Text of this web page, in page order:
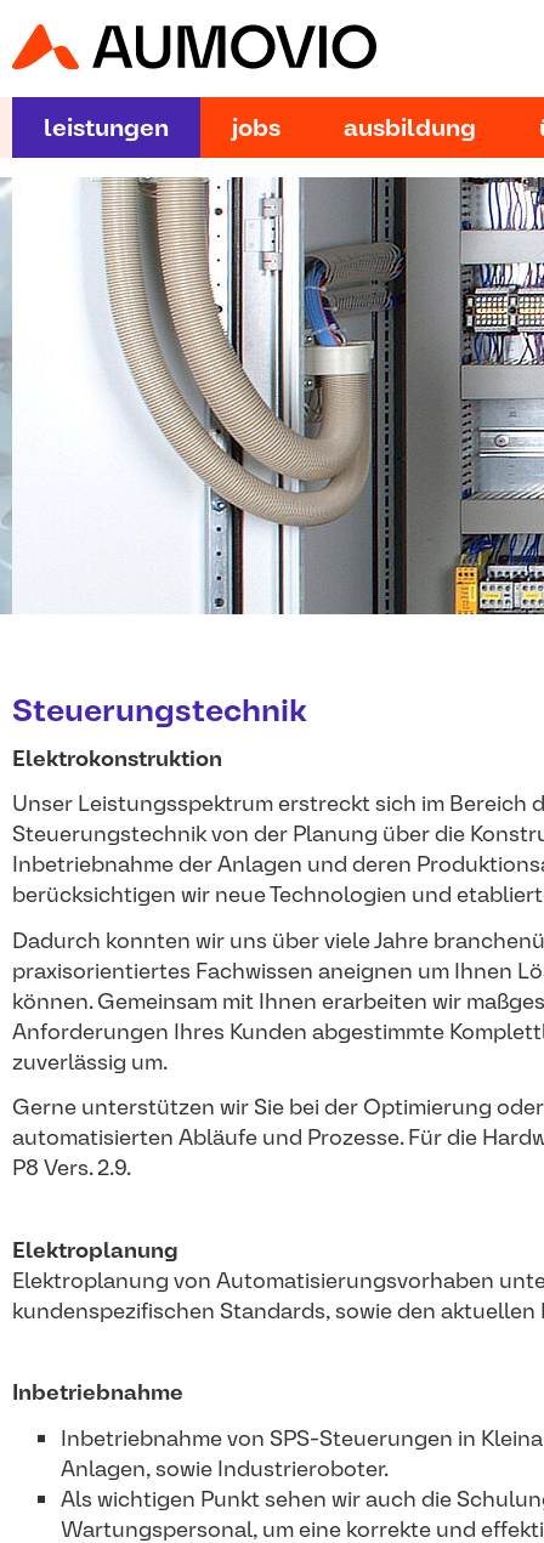
leistungen jobs ausbildung
Steuerungstechnik
Elektrokonstruktion
Unser Leistungsspektrum erstreckt sich im Bereich
Steuerungstechnik von der Planung über die
Inbetriebnahme der Anlagen und deren
berücksichtigen wir neue Technologien und
Dadurch konnten wir uns über viele Jahre
praxisorientiertes Fachwissen aneignen um Ihnen
können. Gemeinsam mit Ihnen erarbeiten wir
Anforderungen Ihres Kunden abgestimmte
zuverlässig um.
Gerne unterstützen wir Sie bei der Optimierung
automatisierten Abläufe und Prozesse. Für die
P8 Vers. 2.9.
Elektroplanung
Elektroplanung von Automatisierungsvorhaben
kundenspezifischen Standards, sowie den
Inbetriebnahme
Inbetriebnahme von SPS-Steuerungen in
Anlagen, sowie Industrieroboter.
Als wichtigen Punkt sehen wir auch die
Wartungspersonal, um eine korrekte und